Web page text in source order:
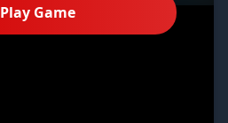
Play Game